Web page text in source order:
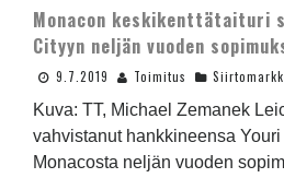
Monacon keskikenttätaituri
Cityyn neljän vuoden
9.7.2019 Toimitus
Kuva: TT, Michael Zemanek
vahvistanut hankkineensa
Monacosta neljän vuoden